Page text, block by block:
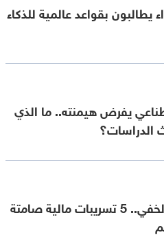
يطالبون بقواعد عالمية للذكاء
يفرض هيمنته.. ما الذي
الدراسات؟
المصروف الخفي.. 5 تسريبات مالية صامتة